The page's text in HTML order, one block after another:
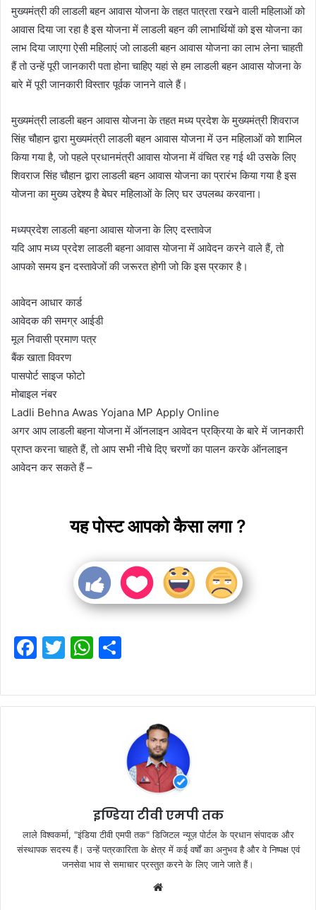
मुख्यमंत्री की लाडली बहन आवास योजना के तहत पात्रता रखने वाली महिलाओं को
आवास दिया जा रहा है इस योजना में लाडली बहन की लाभार्थियों को इस योजना का
लाभ दिया जाएगा ऐसी महिलाएं जो लाडली बहन आवास योजना का लाभ लेना चाहती
हैं तो उन्हें पूरी जानकारी पता होना चाहिए यहां से हम लाडली बहन आवास योजना के
बारे में पूरी जानकारी विस्तार पूर्वक जानने वाले हैं।
मुख्यमंत्री लाडली बहन आवास योजना के तहत मध्य प्रदेश के मुख्यमंत्री शिवराज
सिंह चौहान द्वारा मुख्यमंत्री लाडली बहन आवास योजना में उन महिलाओं को शामिल
किया गया है, जो पहले प्रधानमंत्री आवास योजना में वंचित रह गई थी उसके लिए
शिवराज सिंह चौहान द्वारा लाडली बहन आवास योजना का प्रारंभ किया गया है इस
योजना का मुख्य उद्देश्य है बेघर महिलाओं के लिए घर उपलब्ध करवाना।
मध्यप्रदेश लाडली बहना आवास योजना के लिए दस्तावेज
यदि आप मध्य प्रदेश लाडली बहना आवास योजना में आवेदन करने वाले हैं, तो
आपको समय इन दस्तावेजों की जरूरत होगी जो कि इस प्रकार है।
आवेदन आधार कार्ड
आवेदक की समग्र आईडी
मूल निवासी प्रमाण पत्र
बैंक खाता विवरण
पासपोर्ट साइज फोटो
मोबाइल नंबर
Ladli Behna Awas Yojana MP Apply Online
अगर आप लाडली बहना योजना में ऑनलाइन आवेदन प्रक्रिया के बारे में जानकारी
प्राप्त करना चाहते हैं, तो आप सभी नीचे दिए चरणों का पालन करके ऑनलाइन
आवेदन कर सकते हैं –
यह पोस्ट आपको कैसा लगा ?
F
c
e
T
itt
er
W
at
s
ar
e
इण्डिया टीवी एमपी तक
लाले विश्वकर्मा, "इंडिया टीवी एमपी तक" डिजिटल न्यूज़ पोर्टल के प्रधान संपादक और
संस्थापक सदस्य हैं। उन्हें पत्रकारिता के क्षेत्र में कई वर्षों का अनुभव है और वे निष्पक्ष एवं
जनसेवा भाव से समाचार प्रस्तुत करने के लिए जाने जाते हैं।